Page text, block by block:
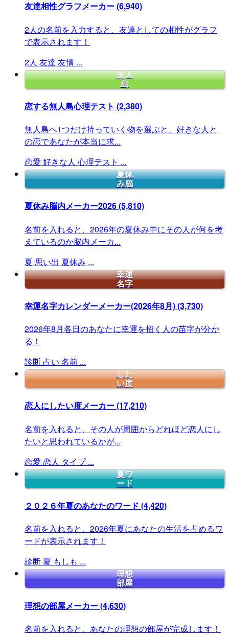
友達相性グラフメーカー(6,940)
2人の名前を入力すると、友達としての相性がグラフ
で表示されます！
2人 友達 友情 ...
無人
島
恋する無人島心理テスト (2,380)
無人島へ1つだけ持っていく物を選ぶと、好きな人と
の恋であなたが本当に求...
恋愛 好きな人 心理テスト ...
夏休
み脳
夏休み脳内メーカー2026(5,810)
名前を入れると、2026年の夏休み中にその人が何を考
えているのか脳内メーカ...
夏 思い出 夏休み ...
幸運
名字
幸運名字カレンダーメーカー(2026年8月)(3,730)
2026年8月各日のあなたに幸運を招く人の苗字が分か
る！
診断 占い 名前 ...
した
い度
恋人にしたい度メーカー(17,210)
名前を入れると、その人が周囲からどれほど恋人にし
たいと思われているかが...
恋愛 恋人 タイプ ...
夏ワ
ード
２０２６年夏のあなたのワード (4,420)
名前を入れると、2026年夏にあなたの生活を占めるワ
ードが表示されます！
診断 夏 もしも ...
理想
部屋
理想の部屋メーカー(4,630)
名前を入れると、あなたの理想の部屋が完成します！